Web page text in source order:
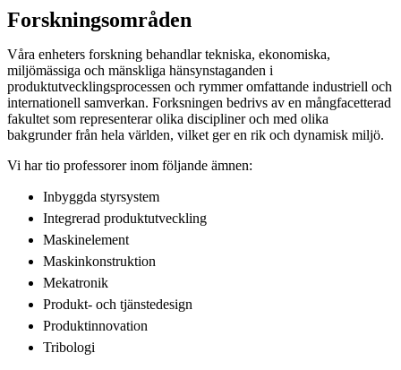
Forskningsområden
Våra enheters forskning behandlar tekniska, ekonomiska,
miljömässiga och mänskliga hänsynstaganden i
produktutvecklingsprocessen och rymmer omfattande industriell och
internationell samverkan. Forksningen bedrivs av en mångfacetterad
fakultet som representerar olika discipliner och med olika
bakgrunder från hela världen, vilket ger en rik och dynamisk miljö.
Vi har tio professorer inom följande ämnen:
Inbyggda styrsystem
Integrerad produktutveckling
Maskinelement
Maskinkonstruktion
Mekatronik
Produkt- och tjänstedesign
Produktinnovation
Tribologi